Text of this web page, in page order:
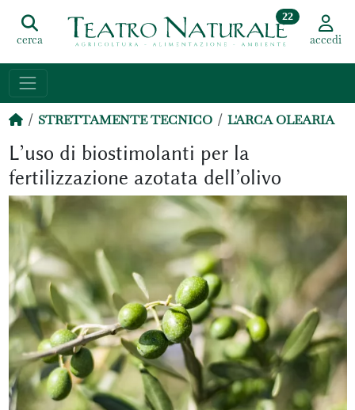
cerca
22
accedi
STRETTAMENTE TECNICO L'ARCA OLEARIA
L’uso di biostimolanti per la
fertilizzazione azotata dell’olivo